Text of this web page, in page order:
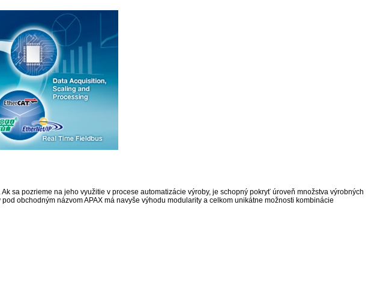
sa pozrieme na jeho využitie v procese automatizácie výroby, je schopný pokryť úroveň množstva výrobných
obchodným názvom APAX má navyše výhodu modularity a celkom unikátne možnosti kombinácie